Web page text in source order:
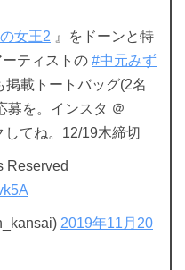
女王2 』をドーンと特
ティストの #中元みず
掲載トートバッグ(2名
募を。インスタ ＠
てね。12/19木締切
Reserved
2019年11月20